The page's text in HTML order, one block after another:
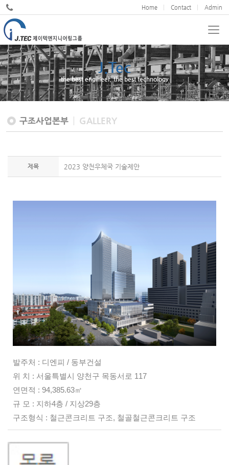
Home Contact Admin
J.Tec
the best engineer, the best technology
구조사업본부 GALLERY
제목 2023 양천우체국 기술제안
발주처 : 디엔피 / 동부건설
위 치 : 서울특별시 양천구 목동서로 117
연면적 : 94,385.63㎡
규 모 : 지하4층 / 지상29층
구조형식 : 철근콘크리트 구조, 철골철근콘크리트 구조